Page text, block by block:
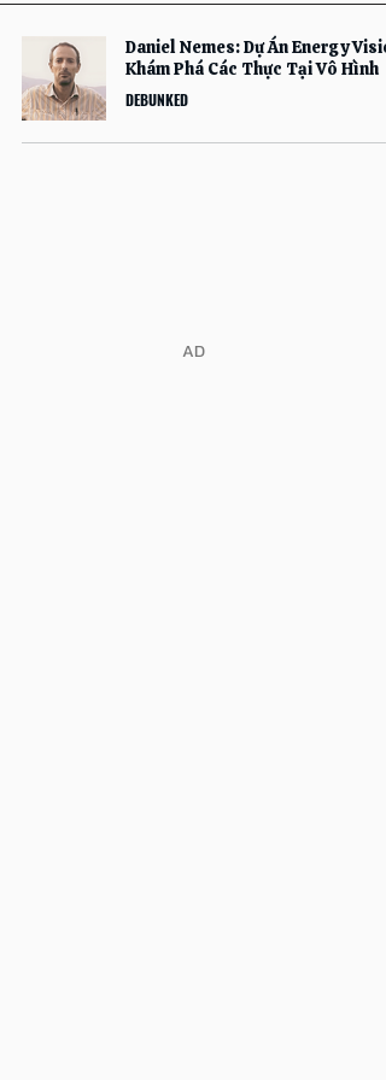
Daniel Nemes: Dự Án Energy
Khám Phá Các Thực Tại Vô Hình
DEBUNKED
​AD